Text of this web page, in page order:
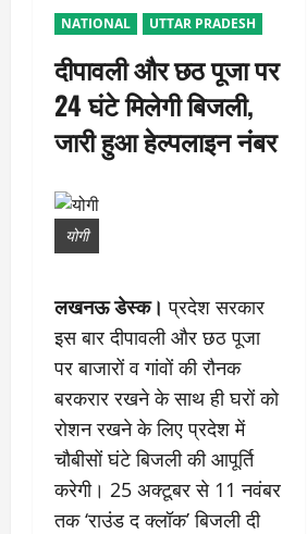
NATIONAL UTTAR PRADESH
दीपावली और छठ पूजा पर
24 घंटे मिलेगी बिजली,
जारी हुआ हेल्पलाइन नंबर
योगी
लखनऊ डेस्क। प्रदेश सरकार
इस बार दीपावली और छठ पूजा
पर बाजारों व गांवों की रौनक
बरकरार रखने के साथ ही घरों को
रोशन रखने के लिए प्रदेश में
चौबीसों घंटे बिजली की आपूर्ति
करेगी। 25 अक्टूबर से 11 नवंबर
तक ‘राउंड द क्लॉक’ बिजली दी